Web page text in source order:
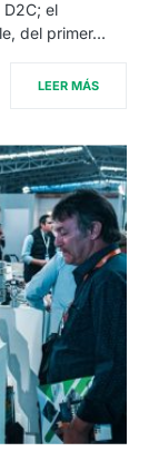
el
del primer…
LEER MÁS